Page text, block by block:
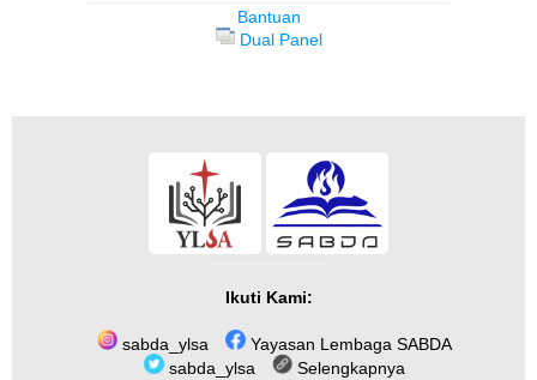
Bantuan
Dual Panel
Ikuti Kami:
sabda_ylsa
Yayasan Lembaga SABDA
sabda_ylsa
Selengkapnya